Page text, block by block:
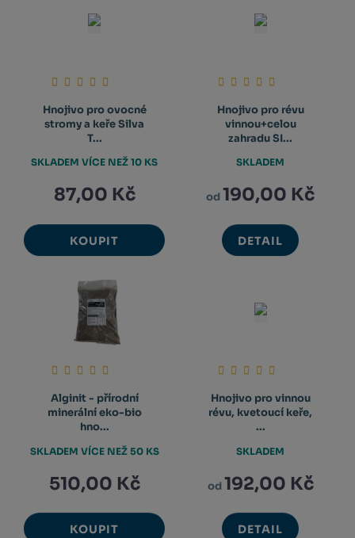
Hnojivo pro ovocné
stromy a keře Silva
T...
87,00 Kč
KOUPIT
SKLADEM VÍCE NEŽ 10 KS
Hnojivo pro révu
vinnou+celou
zahradu SI...
od 190,00 Kč
DETAIL
SKLADEM
Alginit - přírodní
minerální eko-bio
hno...
510,00 Kč
KOUPIT
SKLADEM VÍCE NEŽ 50 KS
Hnojivo pro vinnou
révu, kvetoucí keře,
...
od192,00 Kč
DETAIL
SKLADEM